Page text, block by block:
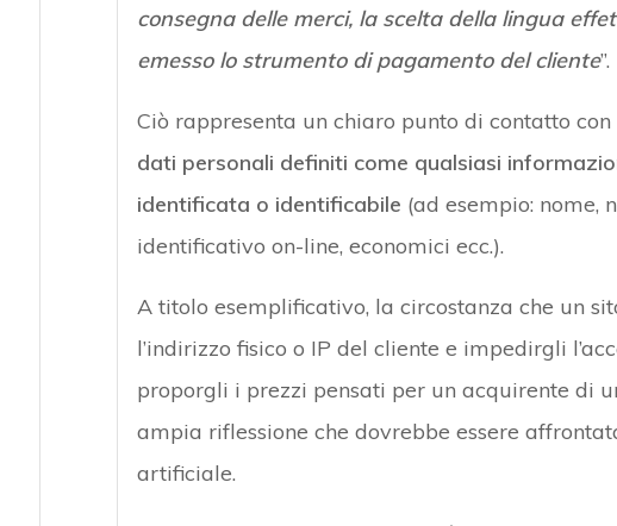
consegna delle merci, la scelta della lingua
emesso lo strumento di pagamento del cliente”.
Ciò rappresenta un chiaro punto di contatto con
dati personali definiti come qualsiasi
identificata o identificabile (ad esempio: nome,
identificativo on-line, economici ecc.).
A titolo esemplificativo, la circostanza che un
l’indirizzo fisico o IP del cliente e impedirgli
proporgli i prezzi pensati per un acquirente di
ampia riflessione che dovrebbe essere
artificiale.